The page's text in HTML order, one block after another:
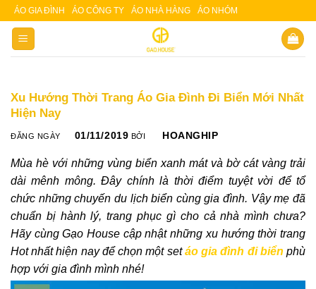
Skip
content
ÁO GIA ĐÌNH ÁO CÔNG TY ÁO NHÀ HÀNG ÁO NHÓM
Xu Hướng Thời Trang Áo Gia Đình Đi Biển Mới Nhất
Hiện Nay
ĐĂNG NGÀY 01/11/2019 BỞI HOANGHIP
Mùa hè với những vùng biển xanh mát và bờ cát vàng trải
dài mênh mông. Đây chính là thời điểm tuyệt vời để tổ
chức những chuyến du lịch biển cùng gia đình. Vậy mẹ đã
chuẩn bị hành lý, trang phục gì cho cả nhà mình chưa?
Hãy cùng Gạo House cập nhật những xu hướng thời trang
Hot nhất hiện nay để chọn một setáo gia đình đi biển phù
hợp với gia đình mình nhé!